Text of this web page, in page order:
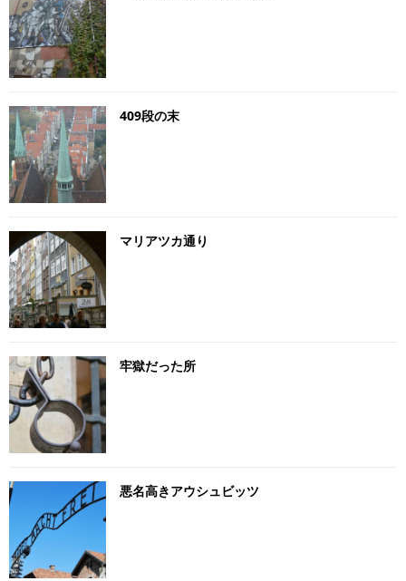
409段の末
マリアツカ通り
牢獄だった所
悪名高きアウシュビッツ